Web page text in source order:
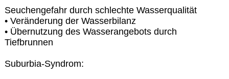
Seuchengefahr durch schlechte Wasserqualität
• Veränderung der Wasserbilanz
• Übernutzung des Wasserangebots durch
Tiefbrunnen
Suburbia-Syndrom: